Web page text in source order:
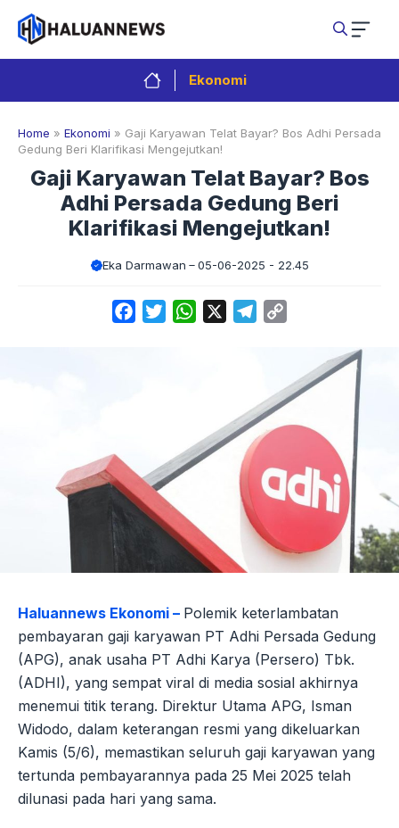
Langsung
isi
Ekonomi
Home » Ekonomi » Gaji Karyawan Telat Bayar? Bos Adhi Persada
Gedung Beri Klarifikasi Mengejutkan!
Gaji Karyawan Telat Bayar? Bos
Adhi Persada Gedung Beri
Klarifikasi Mengejutkan!
Eka Darmawan 05-06-2025 - 22.45
FacebookTwitterWhatsApp Telegram
Haluannews Ekonomi – Polemik keterlambatan
pembayaran gaji karyawan PT Adhi Persada Gedung
(APG), anak usaha PT Adhi Karya (Persero) Tbk.
(ADHI), yang sempat viral di media sosial akhirnya
menemui titik terang. Direktur Utama APG, Isman
Widodo, dalam keterangan resmi yang dikeluarkan
Kamis (5/6), memastikan seluruh gaji karyawan yang
tertunda pembayarannya pada 25 Mei 2025 telah
dilunasi pada hari yang sama.